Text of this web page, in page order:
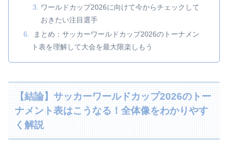
ワールドカップ2026に向けて今からチェックして
おきたい注目選手
まとめ：サッカーワールドカップ2026のトーナメン
ト表を理解して大会を最大限楽しもう
【結論】サッカーワールドカップ2026のトー
ナメント表はこうなる！全体像をわかりやす
く解説